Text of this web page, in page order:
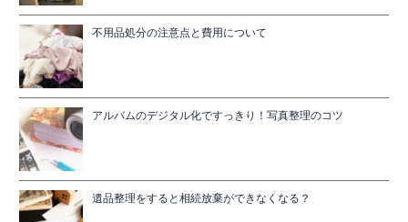
不用品処分の注意点と費用について
アルバムのデジタル化ですっきり！写真整理のコツ
遺品整理をすると相続放棄ができなくなる？